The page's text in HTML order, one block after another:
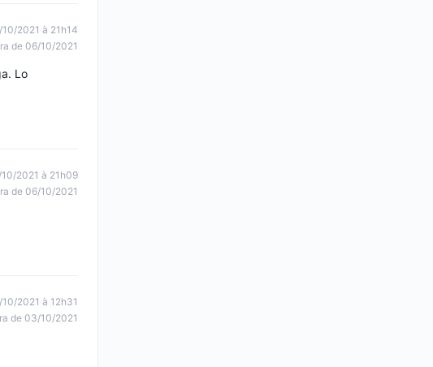
2021 à 21h14
de 06/10/2021
Lo
2021 à 21h09
de 06/10/2021
2021 à 12h31
de 03/10/2021